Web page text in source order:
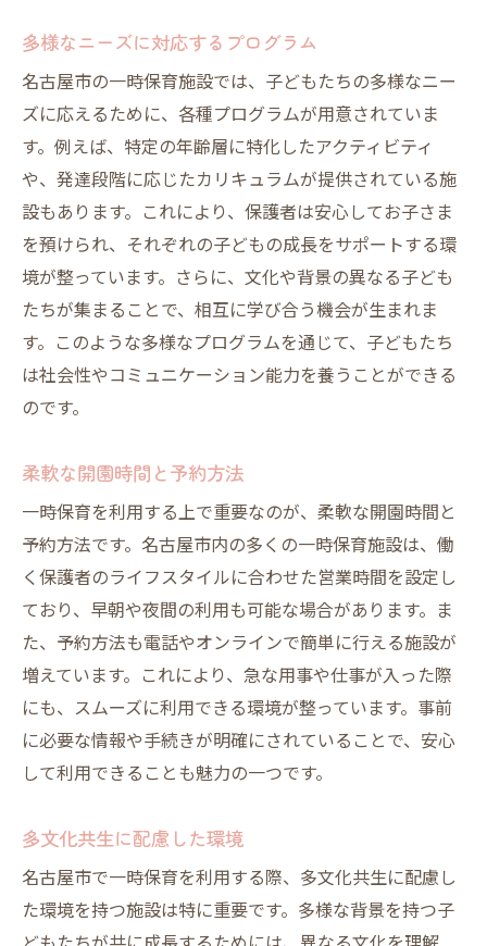
多様なニーズに対応するプログラム
名古屋市の一時保育施設では、子どもたちの多様なニー
ズに応えるために、各種プログラムが用意されていま
す。例えば、特定の年齢層に特化したアクティビティ
や、発達段階に応じたカリキュラムが提供されている施
設もあります。これにより、保護者は安心してお子さま
を預けられ、それぞれの子どもの成長をサポートする環
境が整っています。さらに、文化や背景の異なる子ども
たちが集まることで、相互に学び合う機会が生まれま
す。このような多様なプログラムを通じて、子どもたち
は社会性やコミュニケーション能力を養うことができる
のです。
柔軟な開園時間と予約方法
一時保育を利用する上で重要なのが、柔軟な開園時間と
予約方法です。名古屋市内の多くの一時保育施設は、働
く保護者のライフスタイルに合わせた営業時間を設定し
ており、早朝や夜間の利用も可能な場合があります。ま
た、予約方法も電話やオンラインで簡単に行える施設が
増えています。これにより、急な用事や仕事が入った際
にも、スムーズに利用できる環境が整っています。事前
に必要な情報や手続きが明確にされていることで、安心
して利用できることも魅力の一つです。
多文化共生に配慮した環境
名古屋市で一時保育を利用する際、多文化共生に配慮し
た環境を持つ施設は特に重要です。多様な背景を持つ子